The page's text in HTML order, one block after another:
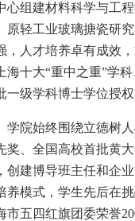
心组建材料科学与工
原轻工业玻璃搪瓷研
，人才培养卓有成效
海十大“重中之重”学
一级学科博士学位授
始终围绕立德树人
奖、全国高校首批黄
创建博导班主任和企
养模式，学生先后在
市五四红旗团委荣誉